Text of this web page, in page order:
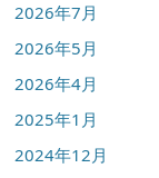
2026年7月
2026年5月
2026年4月
2025年1月
2024年12月